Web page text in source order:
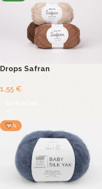
Drops Safran
1,55€
Izvēlieties
-30%